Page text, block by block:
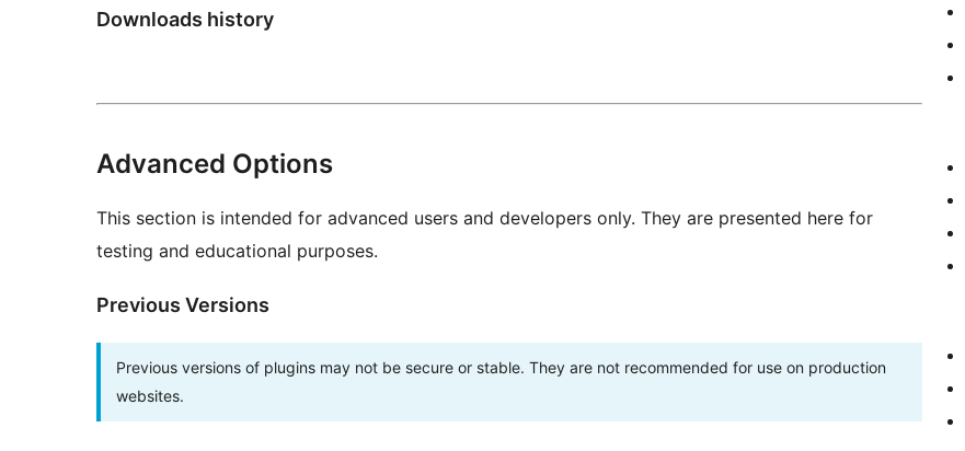
Downloads history
Advanced Options
This section is intended for advanced users and developers only. They are presented here for
testing and educational purposes.
Previous Versions
Previous versions of plugins may not be secure or stable. They are not recommended for use on production
websites.